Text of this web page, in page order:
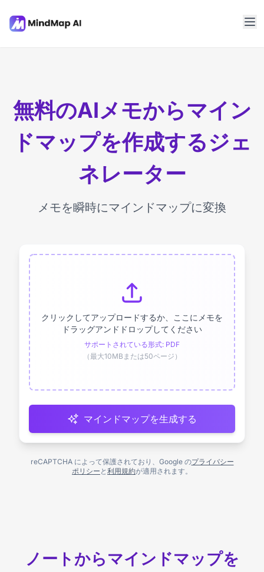
無料のAIメモからマイン
ドマップを作成するジェ
ネレーター
メモを瞬時にマインドマップに変換
クリックしてアップロードするか、ここにメモを
ドラッグアンドドロップしてください
サポートされている形式: PDF
（最大10MBまたは50ページ）
マインドマップを生成する
reCAPTCHA によって保護されており、Google のプライバシー
ポリシー と 利用規約が適用されます。
ノートからマインドマップを